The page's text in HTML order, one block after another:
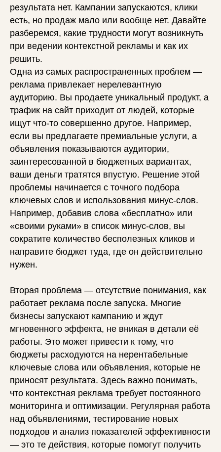
результата нет. Кампании запускаются, клики
есть, но продаж мало или вообще нет. Давайте
разберемся, какие трудности могут возникнуть
при ведении контекстной рекламы и как их
решить.
Одна из самых распространенных проблем —
реклама привлекает нерелевантную
аудиторию. Вы продаете уникальный продукт, а
трафик на сайт приходит от людей, которые
ищут что-то совершенно другое. Например,
если вы предлагаете премиальные услуги, а
объявления показываются аудитории,
заинтересованной в бюджетных вариантах,
ваши деньги тратятся впустую. Решение этой
проблемы начинается с точного подбора
ключевых слов и использования минус-слов.
Например, добавив слова «бесплатно» или
«своими руками» в список минус-слов, вы
сократите количество бесполезных кликов и
направите бюджет туда, где он действительно
нужен.
Вторая проблема — отсутствие понимания, как
работает реклама после запуска. Многие
бизнесы запускают кампанию и ждут
мгновенного эффекта, не вникая в детали её
работы. Это может привести к тому, что
бюджеты расходуются на нерентабельные
ключевые слова или объявления, которые не
приносят результата. Здесь важно понимать,
что контекстная реклама требует постоянного
мониторинга и оптимизации. Регулярная работа
над объявлениями, тестирование новых
подходов и анализ показателей эффективности
— это те действия, которые помогут получить